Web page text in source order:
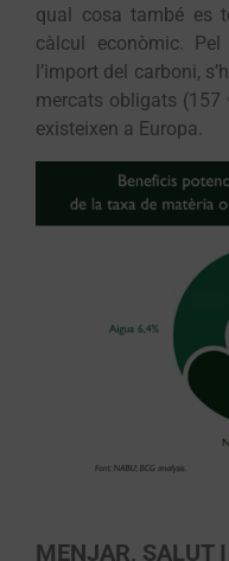
qual cosa també es
càlcul econòmic.
l’import del carboni,
mercats obligats
existeixen a Europa.
MENJAR, SALUT